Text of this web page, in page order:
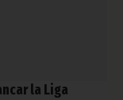
la Liga